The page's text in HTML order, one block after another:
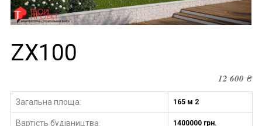
ZX100
12 600₴
Загальна площа: 165 м 2
Вартість будівництва: 1400000 грн.